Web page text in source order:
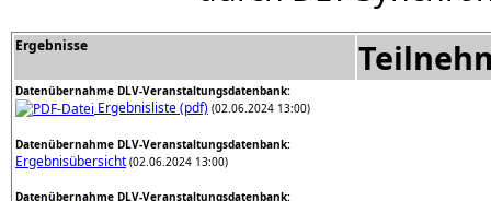
Ergebnisse
Datenübernahme DLV-Veranstaltungsdatenbank:
Ergebnisliste (pdf) (02.06.2024 13:00)
Datenübernahme DLV-Veranstaltungsdatenbank:
Ergebnisübersicht (02.06.2024 13:00)
Datenübernahme DLV-Veranstaltungsdatenbank: